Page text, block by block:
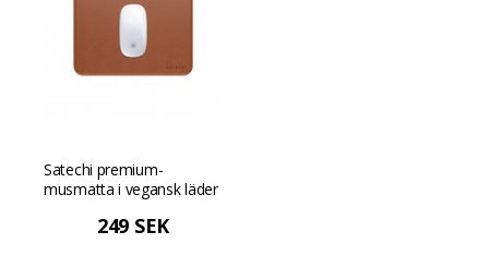
Satechi premium-
musmatta i vegansk läder
249 SEK